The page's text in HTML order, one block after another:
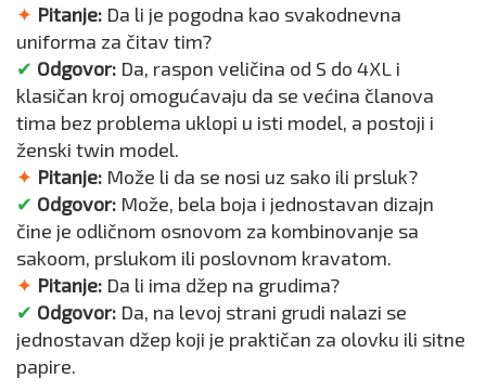
✦ Pitanje: Da li je pogodna kao svakodnevna
uniforma za čitav tim?
✔ Odgovor: Da, raspon veličina od S do 4XL i
klasičan kroj omogućavaju da se većina članova
tima bez problema uklopi u isti model, a postoji i
ženski twin model.
✦ Pitanje: Može li da se nosi uz sako ili prsluk?
✔ Odgovor: Može, bela boja i jednostavan dizajn
čine je odličnom osnovom za kombinovanje sa
sakoom, prslukom ili poslovnom kravatom.
✦ Pitanje: Da li ima džep na grudima?
✔ Odgovor: Da, na levoj strani grudi nalazi se
jednostavan džep koji je praktičan za olovku ili sitne
papire.